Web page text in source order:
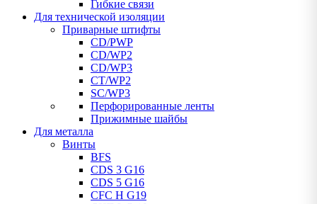
Гибкие связи
Для технической изоляции
Приварные штифты
CD/PWP
CD/WP2
CD/WP3
CT/WP2
SC/WP3
Перфорированные ленты
Прижимные шайбы
Для металла
Винты
BFS
CDS 3 G16
CDS 5 G16
CFC H G19